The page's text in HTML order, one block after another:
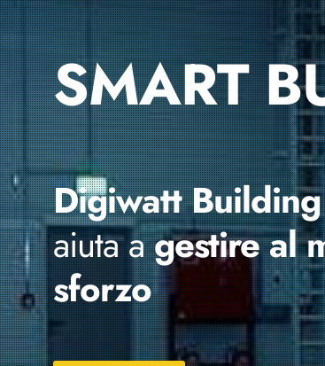
SMART
Digiwatt Building
aiuta agestireal
sforzo